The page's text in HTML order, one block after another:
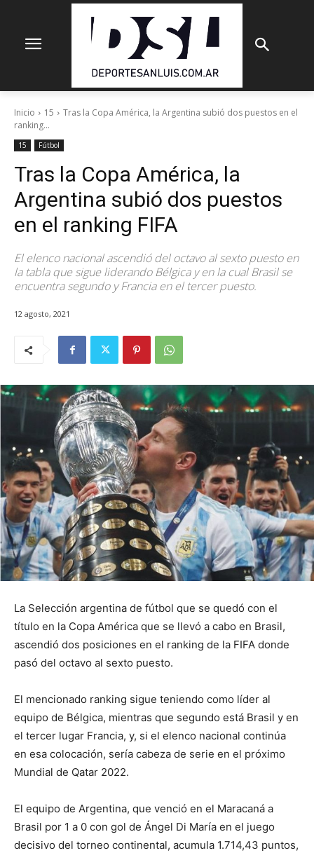
Inicio 15
Tras la Copa América, la Argentina subió dos puestos en el
ranking...
15 Fútbol
Tras la Copa América, la
Argentina subió dos puestos
en el ranking FIFA
El elenco nacional ascendió del octavo al sexto puesto en
la tabla que sigue liderando Bélgica y en la cual Brasil se
encuentra segundo y Francia en el tercer puesto.
12 agosto, 2021
La Selección argentina de fútbol que se quedó con el
título en la Copa América que se llevó a cabo en Brasil,
ascendió dos posiciones en el ranking de la FIFA donde
pasó del octavo al sexto puesto.
El mencionado ranking sigue teniendo como líder al
equipo de Bélgica, mientras que segundo está Brasil y en
el tercer lugar Francia, y, si el elenco nacional continúa
en esa colocación, sería cabeza de serie en el próximo
Mundial de Qatar 2022.
El equipo de Argentina, que venció en el Maracaná a
Brasil por 1 a 0 con gol de Ángel Di María en el juego
decisivo del torneo continental, acumula 1.714,43 puntos,